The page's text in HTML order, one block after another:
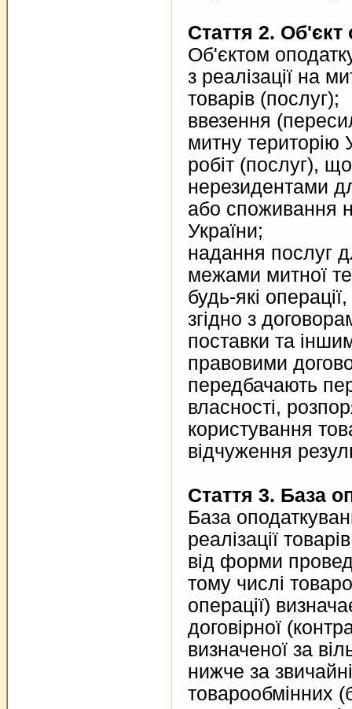
Стаття 2. Об'єкт
Об'єктом
з реалізації на
товарів (послуг);
ввезення
митну територію
робіт (послуг),
нерезидентами
або споживання
України;
надання послуг
межами митної
будь-які
згідно з
поставки та
правовими
передбачають
власності,
користування
відчуження
Стаття 3. База
База
реалізації
від форми
тому числі
операції)
договірної
визначеної за
нижче за
товарообмінних